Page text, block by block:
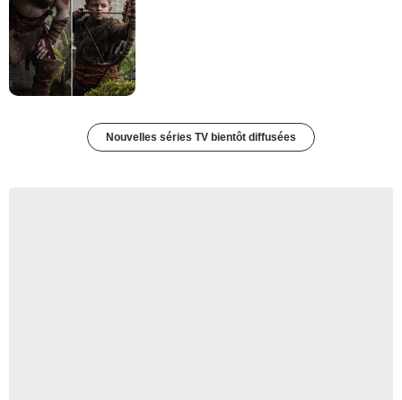
Nouvelles séries TV bientôt diffusées